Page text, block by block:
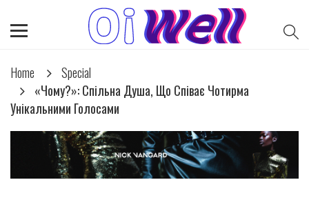
Home
Special
«Чому?»: Спільна Душа, Що Співає Чотирма
Унікальними Голосами